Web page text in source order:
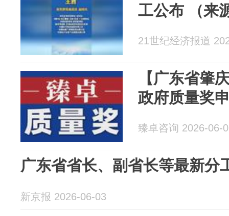
工公布 （来
21世纪经济报道
【广东省肇
政府质量奖
臻卓咨询 2026-06-
广东省省长、副省长等最新分
新京报 2026-06-03